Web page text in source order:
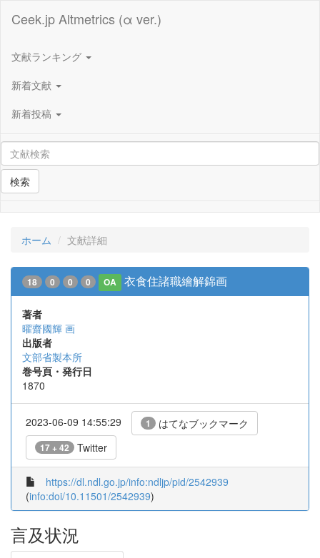
Ceek.jp Altmetrics (α ver.)
文献ランキング
新着文献
新着投稿
検索
ホーム 文献詳細
18 0 0 0 OA 衣食住諸職繪解錦画
著者
曜齋國輝 画
出版者
文部省製本所
巻号頁・発行日
1870
2023-06-09 14:55:29 1 はてなブックマーク
17 + 42 Twitter
https://dl.ndl.go.jp/info:ndljp/pid/2542939
(info:doi/10.11501/2542939)
言及状況